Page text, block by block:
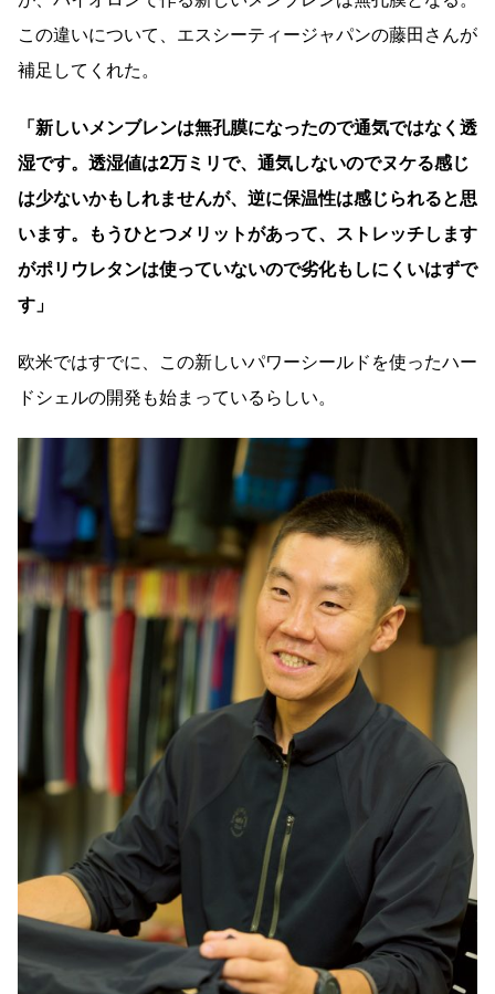
この違いについて、エスシーティージャパンの藤田さんが
補足してくれた。
「新しいメンブレンは無孔膜になったので通気ではなく透
湿です。透湿値は2万ミリで、通気しないのでヌケる感じ
は少ないかもしれませんが、逆に保温性は感じられると思
います。もうひとつメリットがあって、ストレッチします
がポリウレタンは使っていないので劣化もしにくいはずで
す」
欧米ではすでに、この新しいパワーシールドを使ったハー
ドシェルの開発も始まっているらしい。